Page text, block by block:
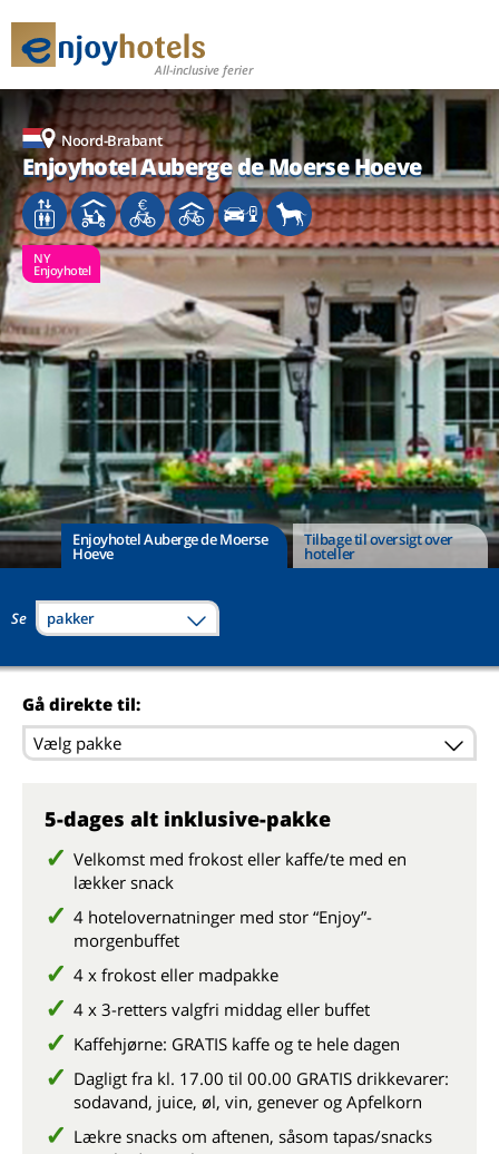
All-inclusive ferier
Noord-Brabant
Enjoyhotel Auberge de Moerse Hoeve
NY
Enjoyhotel
Enjoyhotel Auberge de Moerse
Hoeve
Tilbage til oversigt over
hoteller
Se pakker
Gå direkte til:
Vælg pakke
5-dages alt inklusive-pakke
Velkomst med frokost eller kaffe/te med en
lækker snack
4 hotelovernatninger med stor “Enjoy”-
morgenbuffet
4 x frokost eller madpakke
4 x 3-retters valgfri middag eller buffet
Kaffehjørne: GRATIS kaffe og te hele dagen
Dagligt fra kl. 17.00 til 00.00 GRATIS drikkevarer:
sodavand, juice, øl, vin, genever og Apfelkorn
Lækre snacks om aftenen, såsom tapas/snacks